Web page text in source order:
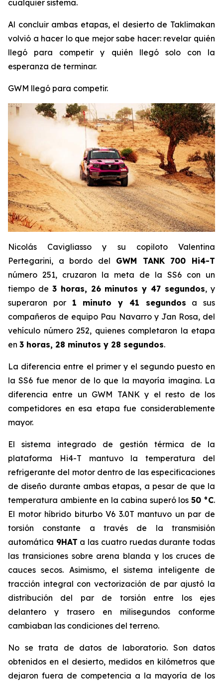
cualquier sistema.
Al concluir ambas etapas, el desierto de Taklimakan
volvió a hacer lo que mejor sabe hacer: revelar quién
llegó para competir y quién llegó solo con la
esperanza de terminar.
GWM llegó para competir.
Nicolás Cavigliasso y su copiloto Valentina
Pertegarini, a bordo del GWM TANK 700 Hi4-T
número 251, cruzaron la meta de la SS6 con un
tiempo de 3 horas, 26 minutos y 47 segundos, y
superaron por 1 minuto y 41 segundos a sus
compañeros de equipo Pau Navarro y Jan Rosa, del
vehículo número 252, quienes completaron la etapa
en 3 horas, 28 minutos y 28 segundos.
La diferencia entre el primer y el segundo puesto en
la SS6 fue menor de lo que la mayoría imagina. La
diferencia entre un GWM TANK y el resto de los
competidores en esa etapa fue considerablemente
mayor.
El sistema integrado de gestión térmica de la
plataforma Hi4-T mantuvo la temperatura del
refrigerante del motor dentro de las especificaciones
de diseño durante ambas etapas, a pesar de que la
temperatura ambiente en la cabina superó los 50 °C.
El motor híbrido biturbo V6 3.0T mantuvo un par de
torsión constante a través de la transmisión
automática 9HAT a las cuatro ruedas durante todas
las transiciones sobre arena blanda y los cruces de
cauces secos. Asimismo, el sistema inteligente de
tracción integral con vectorización de par ajustó la
distribución del par de torsión entre los ejes
delantero y trasero en milisegundos conforme
cambiaban las condiciones del terreno.
No se trata de datos de laboratorio. Son datos
obtenidos en el desierto, medidos en kilómetros que
dejaron fuera de competencia a la mayoría de los